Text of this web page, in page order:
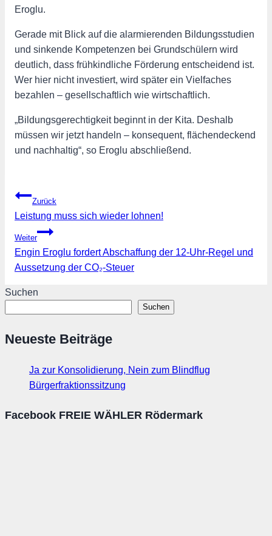
Eroglu.
Gerade mit Blick auf die alarmierenden Bildungsstudien
und sinkende Kompetenzen bei Grundschülern wird
deutlich, dass frühkindliche Förderung entscheidend ist.
Wer hier nicht investiert, wird später ein Vielfaches
bezahlen – gesellschaftlich wie wirtschaftlich.
„Bildungsgerechtigkeit beginnt in der Kita. Deshalb
müssen wir jetzt handeln – konsequent, flächendeckend
und nachhaltig“, so Eroglu abschließend.
Beitragsnavigation
Zurück
Leistung muss sich wieder lohnen!
Weiter
Engin Eroglu fordert Abschaffung der 12-Uhr-Regel und
Aussetzung der CO₂-Steuer
Suchen
Suchen
Neueste Beiträge
Ja zur Konsolidierung, Nein zum Blindflug
Bürgerfraktionssitzung
Facebook FREIE WÄHLER Rödermark